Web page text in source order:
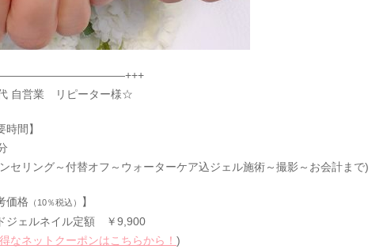
自営業 リピーター様☆
時間】
セリング～付替オフ～ウォーターケア込ジェル施術～撮影～お会計まで)
価格 （10％税込）
】
ジェルネイル定額 ￥9,900
なネットクーポンはこちらから！ )